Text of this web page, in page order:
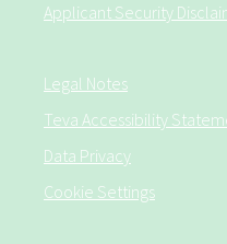
Applicant Security
Legal Notes
Teva Accessibility
Data Privacy
Cookie Settings